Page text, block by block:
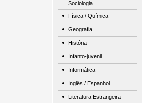
Sociologia
Física / Química
Geografia
História
Infanto-juvenil
Informática
Inglês / Espanhol
Literatura Estrangeira